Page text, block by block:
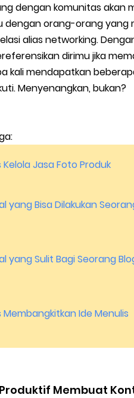
dengan komunitas
dengan orang-orang yang
alias networking.
dirimu jika
kali mendapatkan
Menyenangkan, bukan?
Kelola Jasa Foto Produk
yang Bisa Dilakukan
yang Sulit Bagi Seorang
Membangkitkan Ide Menulis
Membuat